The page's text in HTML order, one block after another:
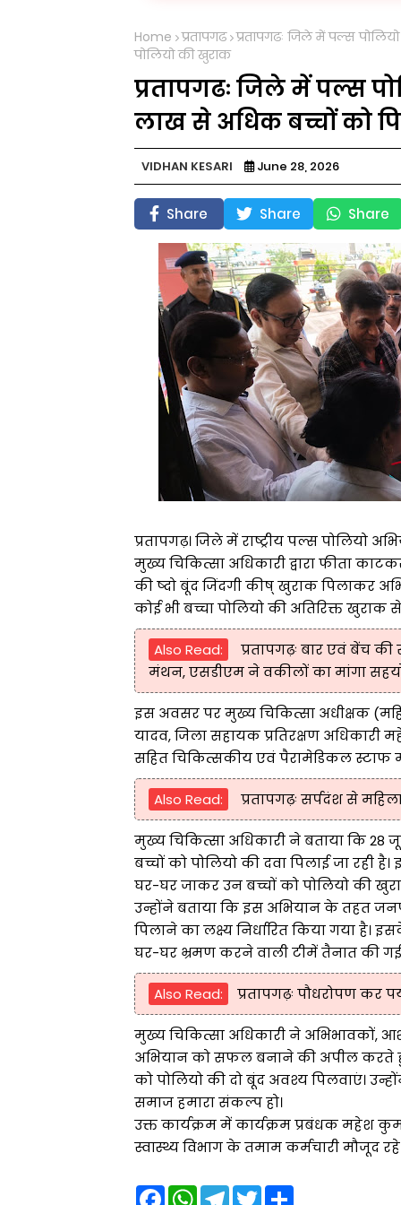
Home प्रतापगढ प्रतापगढः जिले में पल्स
पोलियो की खुराक
प्रतापगढः जिले में पल्स
लाख से अधिक बच्चों को
VIDHAN KESARI June 28, 2026
Share Share Share
प्रतापगढ़। जिले में राष्ट्रीय पल्स पोलियो
मुख्य चिकित्सा अधिकारी द्वारा फीता
की ष्दो बूंद जिंदगी कीष् खुराक पिलाकर
कोई भी बच्चा पोलियो की अतिरिक्त खुराक
Also Read:
प्रतापगढ़ः बार एवं बेंच
मंथन, एसडीएम ने वकीलों का मांगा
इस अवसर पर मुख्य चिकित्सा अधीक्षक
यादव, जिला सहायक प्रतिरक्षण अधिकारी
सहित चिकित्सकीय एवं पैरामेडिकल स्टाफ
Also Read: प्रतापगढ़ः सर्पदंश से
मुख्य चिकित्सा अधिकारी ने बताया कि
बच्चों को पोलियो की दवा पिलाई जा रही
घर-घर जाकर उन बच्चों को पोलियो की
उन्होंने बताया कि इस अभियान के तहत
पिलाने का लक्ष्य निर्धारित किया गया है।
घर-घर भ्रमण करने वाली टीमें तैनात की गई
Also Read: प्रतापगढ़ः पौधरोपण कर
मुख्य चिकित्सा अधिकारी ने अभिभावकों,
अभियान को सफल बनाने की अपील करते
को पोलियो की दो बूंद अवश्य पिलवाएं।
समाज हमारा संकल्प हो।
उक्त कार्यक्रम में कार्यक्रम प्रबंधक महेश
स्वास्थ्य विभाग के तमाम कर्मचारी मौजूद
F
W
T
T
S